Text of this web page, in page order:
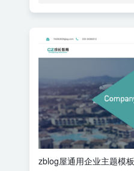
zblog屋通用企业主题模板